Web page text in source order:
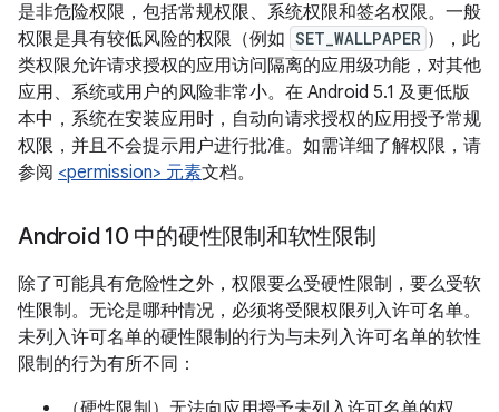
是非危险权限，包括常规权限、系统权限和签名权限。一般
权限是具有较低风险的权限（例如 SET_WALLPAPER ），此
类权限允许请求授权的应用访问隔离的应用级功能，对其他
应用、系统或用户的风险非常小。在 Android 5.1 及更低版
本中，系统在安装应用时，自动向请求授权的应用授予常规
权限，并且不会提示用户进行批准。如需详细了解权限，请
参阅 <permission> 元素文档。
Android 10 中的硬性限制和软性限制
除了可能具有危险性之外，权限要么受硬性限制，要么受软
性限制。无论是哪种情况，必须将受限权限列入许可名单。
未列入许可名单的硬性限制的行为与未列入许可名单的软性
限制的行为有所不同：